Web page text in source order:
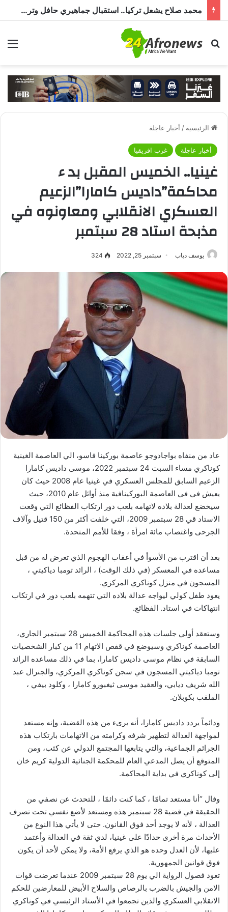
محمد صلاح يشعل تركيا.. استقبال جماهيري حافل وترحيب بـ”الملك المصري” قبل انضمامه إلى طرابزون سبور
بحث عن
الرئيسية / أخبار عاجلة
أخبار عاجلة غرب افريقيا
غينيا.. الخميس المقبل بد ء
محاكمة”داديس كامارا”الزعيم
العسكري الانقلابي ومعاونوه في
مذبحة استاد 28 سبتمبر
يوسف دياب سبتمبر 25, 2022 324
عاد من منفاه بواجادوجو عاصمة بوركينا فاسو، الي العاصمة الغينية
كوناكري مساء السبت 24 سبتمبر 2022، موسى داديس كامارا
الزعيم السابق للمجلس العسكري في غينيا عام 2008 حيث كان
يعيش في في العاصمة البوركينافية منذ أوائل عام 2010، حيث
سيخضع لعدالة بلاده لاتهامه بلعب دور ارتكاب الفظائع التي وقعت
الاستاد قي 28 سبتمبر 2009، التي خلفت أكثر من 150 قتيل وآلاف
الجرحى واغتصاب مائة امرأة ، وفقا للأمم المتحدة.
بعد أن اقترب من الأسوأ في أعقاب الهجوم الذي تعرض له من قبل
مساعده في المعسكر (في ذلك الوقت) ، الرائد تومبا دياكيتي ،
المسجون في منزل كوناكري المركزي.
يعود طفل كولي ليواجه عدالة بلاده التي تتهمه بلعب دور في ارتكاب
انتهاكات في استاد. الفظائع.
وستعقد أولي جلسات هذه المحاكمة الخميس 28 سبتمبر الجاري،
العاصمة كوناكري وسيوضع في قفص الاتهام 11 من كبار الشخصيات
السابقة في نظام موسى داديس كامارا، بما في ذلك مساعده الرائد
تومبا دياكيتي المسجون في سجن كوناكري المركزي، والجنرال عبد
الله شريف ديابي، والعقيد موسى ثيغبورو كامارا ، وكلود بيفي ،
الملقب بكوبلان.
ودائماً يردد داديس كامارا، أنه برىء من هذه القضية، وإنه مستعد
لمواجهة العدالة لتطهير شرفه وكرامته من الاتهامات بارتكاب هذه
الجرائم الجماعية، والتي يتابعها المجتمع الدولي عن كثب، ومن
المتوقع أن يصل المدعي العام للمحكمة الجنائية الدولية كريم خان
إلى كوناكري في بداية المحاكمة.
وفال “أنا مستعد تمامًا ، كما كنت دائمًا ، للتحدث عن نصفي من
الحقيقة في قضية 28 سبتمبر هذه ومستعد لأضع نفسي تحت تصرف
العدالة ، لأنه لا يوجد أحد فوق القانون. حتى لا يأتي هذا النوع من
الأحداث مرة أخرى حدادًا على غينيا، لدي ثقة في العدالة وأعتمد
عليها، لأن العدل وحده هو الذي يرفع الأمة، ولا يمكن لأحد أن يكون
فوق قوانين الجمهورية.
تعود فصول الرواية الي يوم 28 سبتمبر 2009 عندما تعرضت قوات
الامن والجيش بالضرب بالرصاص والسلاح الأبيض للمعارضين للحكم
الانقلابي العسكري والذين تجمعوا في الأستاد الرئيسي في كوناكري